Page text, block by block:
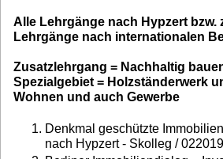
Alle Lehrgänge nach Hypzert bzw.
Lehrgänge nach internationalen
Zusatzlehrgang = Nachhaltig
Spezialgebiet = Holzständerwerk
Wohnen und auch Gewerbe
Denkmal geschützte
nach Hypzert - Skolleg / 022019